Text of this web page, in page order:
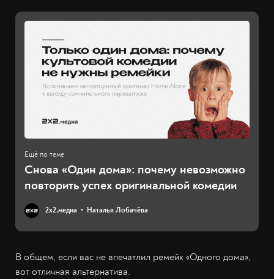
Снова «Один дома»: почему невозможно
повторить успех оригинальной комедии
2х2.медиа Наталья Лобачёва
В общем, если вас не впечатлил ремейк «Одного дома»,
вот отличная альтернатива.